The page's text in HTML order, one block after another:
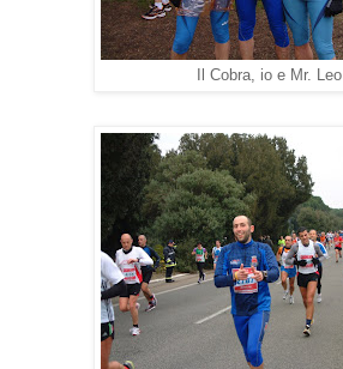
Il Cobra, io e Mr. Leo